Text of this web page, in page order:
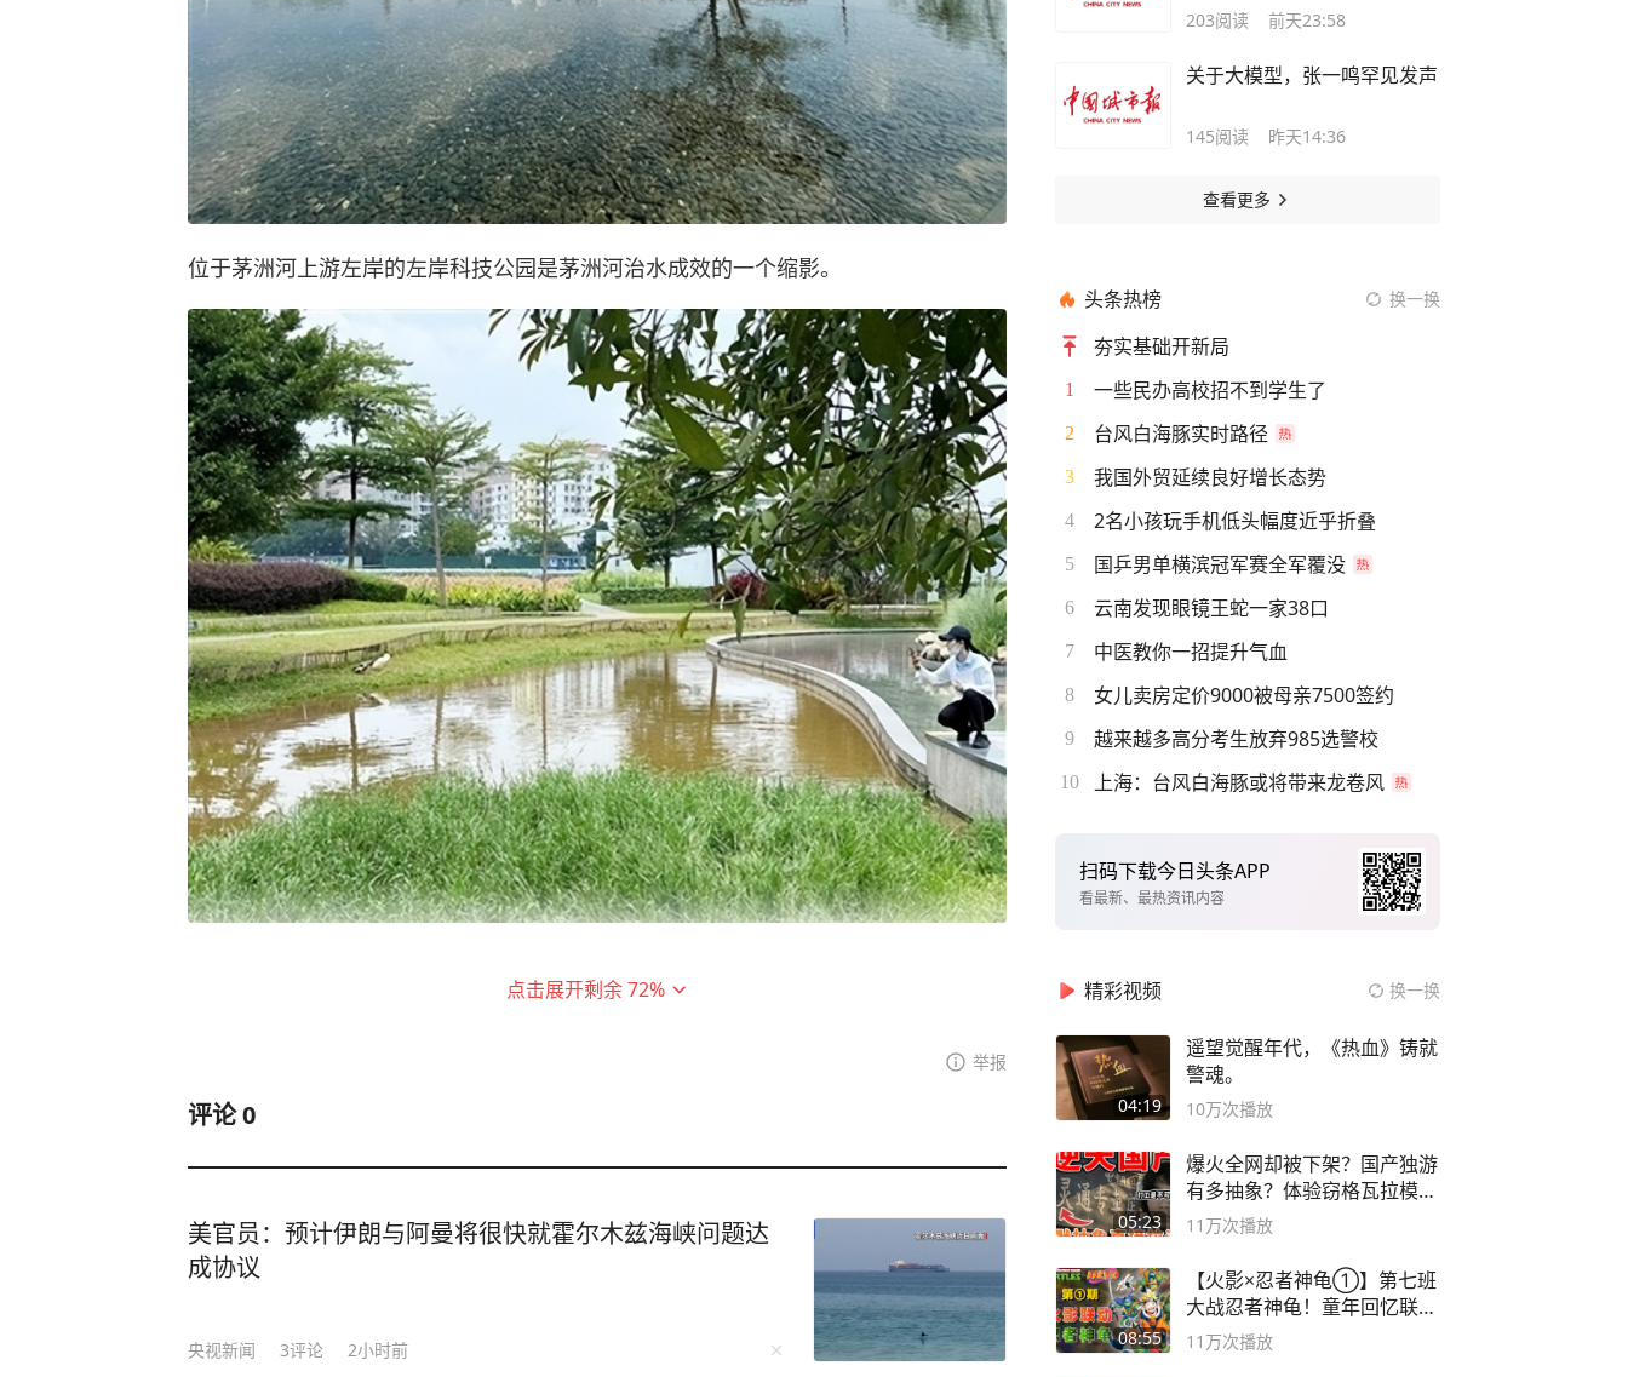
位于茅洲河上游左岸的左岸科技公园是茅洲河治水成效的一个缩影。
把治水作为头号民生工程，狠抓城市河流水体治理，取得历史性突破：黑臭水体全面
消除、五大河流断面全部达标、河流水质全面提升，并获评为重点流域水环境质量改
善明显的5个城市之一、入选全国黑臭水体治理示范城市。
界环境日来临之即，记者参加“‘世界环境日·清新在行动’——清新环境深水行”活动，开
启探寻深圳成功治水奥秘之旅。
点击展开剩余72%
举报
评论0
美官员：预计伊朗与阿曼将很快就霍尔木兹海峡问题达
成协议
央视新闻 3评论 2小时前
203阅读 前天23:58
关于大模型，张一鸣罕见发声
145阅读 昨天14:36
查看更多
头条热榜 换一换
夯实基础开新局
1 一些民办高校招不到学生了
2 台风白海豚实时路径
3 我国外贸延续良好增长态势
4 2名小孩玩手机低头幅度近乎折叠
5 国乒男单横滨冠军赛全军覆没
6 云南发现眼镜王蛇一家38口
7 中医教你一招提升气血
8 女儿卖房定价9000被母亲7500签约
9 越来越多高分考生放弃985选警校
10 上海：台风白海豚或将带来龙卷风
扫码下载今日头条APP
看最新、最热资讯内容
精彩视频 换一换
04:19
遥望觉醒年代，《热血》铸就
警魂。
10万次播放
05:23
爆火全网却被下架？国产独游
有多抽象？体验窃格瓦拉模拟
器！
11万次播放
08:55
【火影×忍者神龟①】第七班
大战忍者神龟！童年回忆联动
论武？
11万次播放